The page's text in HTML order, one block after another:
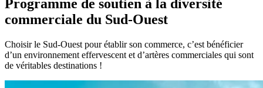
Programme de soutien à la diversité
commerciale du Sud-Ouest
Choisir le Sud-Ouest pour établir son commerce, c’est bénéficier
d’un environnement effervescent et d’artères commerciales qui sont
de véritables destinations !